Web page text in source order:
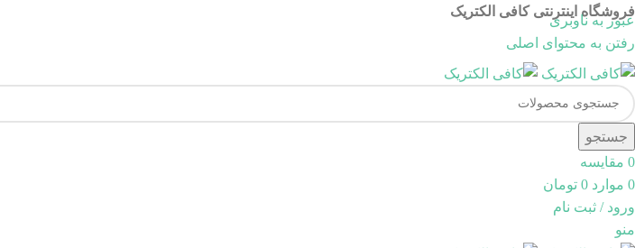
عبور به ناوبری
رفتن به محتوای اصلی
فروشگاه اینترنتی کافی الکتریک
جستجو
0 مقایسه
0 موارد 0 تومان
ورود / ثبت نام
منو